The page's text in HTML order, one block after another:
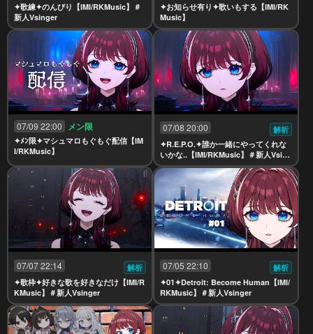
✦歌練✦のんびり【IMI/RKMusic】＃
新人Vsinger
✦お知らせ有り✦歌いもする【IMI/RK
Music】
07/09 22:00 メン限
✦ﾒﾝ限✦マシュマロもぐもぐ配信【IM
I/RKMusic】
07/08 20:00
解析
✦R.E.P.O.✦誰か一緒にやってくれな
いかな..【IMI/RKMusic】＃新人Vsing
er
07/07 22:14
解析
✦歌枠✦好きな歌を好きなだけ【IMI/R
KMusic】＃新人Vsinger
07/05 22:10
解析
✦01✦Detroit: Become Human【IMI/
RKMusic】＃新人Vsinger